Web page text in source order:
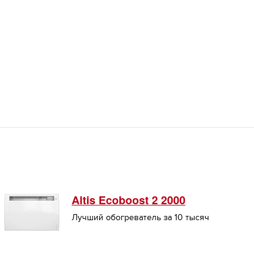
Altis Ecoboost 2 2000
Лучший обогреватель за 10 тысяч